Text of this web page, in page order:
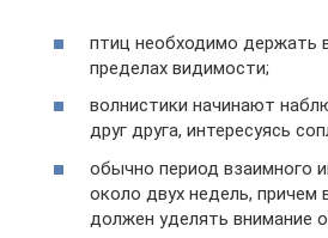
птиц необходимо держать
пределах видимости;
волнистики начинают
друг друга, интересуясь
обычно период взаимного
около двух недель, причем
должен уделять внимание